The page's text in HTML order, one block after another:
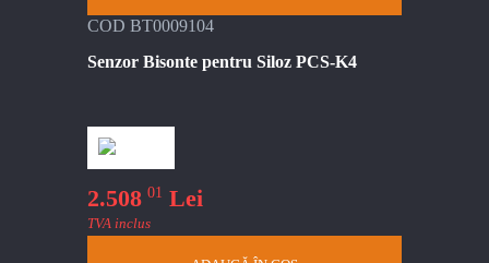
COD BT0009104
Senzor Bisonte pentru Siloz PCS-K4
2.508 01 Lei
TVA inclus